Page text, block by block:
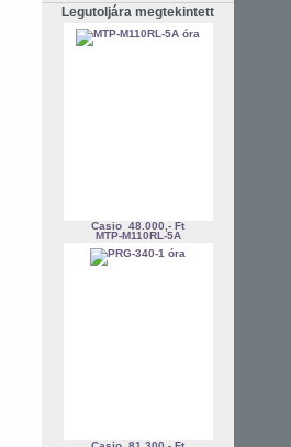
Legutoljára megtekintett
Casio 48.000,- Ft
MTP-M110RL-5A